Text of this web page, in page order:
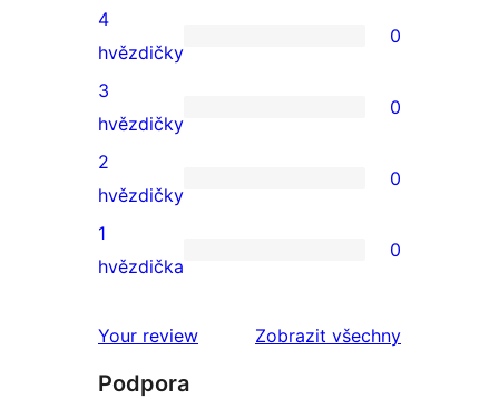
5hvězdičkové
hodnocení
0
4hvězdičkové
hodnocení
4
hvězdičky
0
0
3hvězdičkové
hodnocení
3
hvězdičky
0
0
2hvězdičkové
hodnocení
2
hvězdičky
0
0
hodnocení
1
hvězdička
0
Your review
Zobrazit všechny
Podpora